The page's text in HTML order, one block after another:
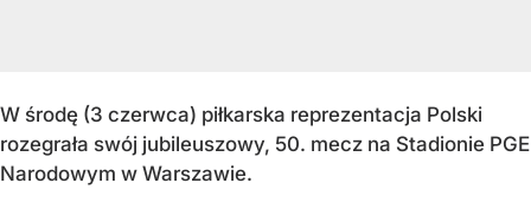
W środę (3 czerwca) piłkarska reprezentacja Polski
rozegrała swój jubileuszowy, 50. mecz na Stadionie PGE
Narodowym w Warszawie.